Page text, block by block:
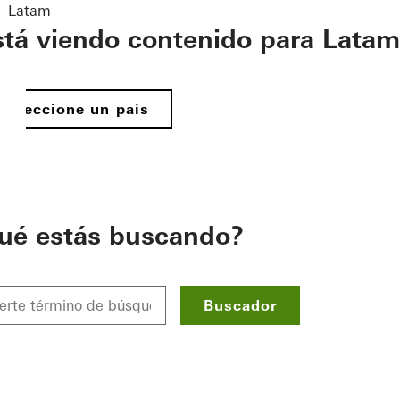
Latam
viendo contenido para Latam
Seleccione un país
estás buscando?
Buscador